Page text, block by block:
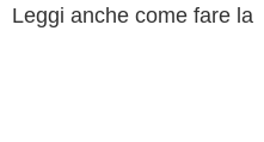
Leggi anche come fare la